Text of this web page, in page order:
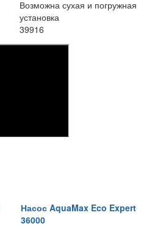
Возможна сухая и погружная
установка
39916
Насос AquaMax Eco Expert
36000